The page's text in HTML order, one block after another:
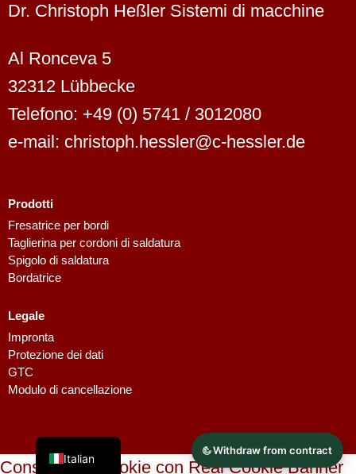
Dr. Christoph Heßler Sistemi di macchine
Al Ronceva 5
32312 Lübbecke
Telefono: +49 (0) 5741 / 3012080
e-mail: christoph.hessler@c-hessler.de
Prodotti
Fresatrice per bordi
Taglierina per cordoni di saldatura
Spigolo di saldatura
Bordatrice
Legale
Impronta
Protezione dei dati
GTC
Modulo di cancellazione
Consenso ai cookie con Real Cookie Banner
Italian
French
Finnish
Dutch